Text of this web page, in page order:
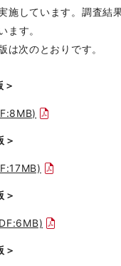
施しています。調査結
ます。
は次のとおりです。